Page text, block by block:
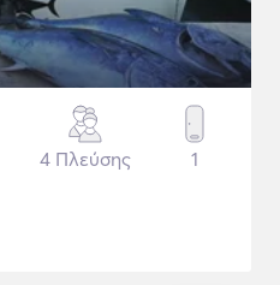
4 Πλεύσης 1